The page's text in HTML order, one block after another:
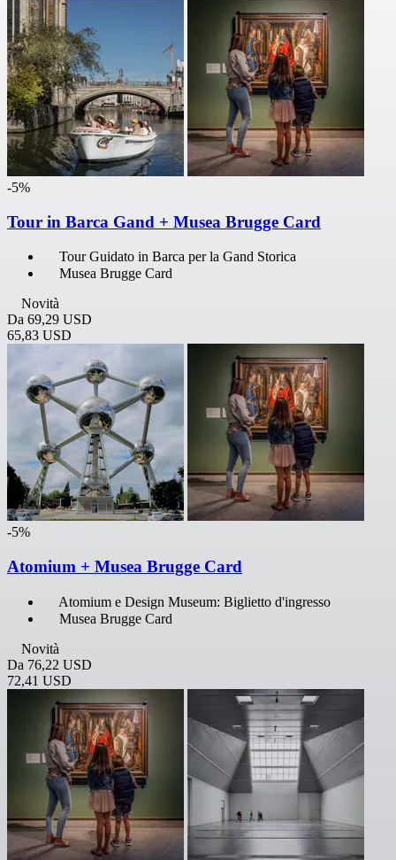
-5%
Tour in Barca Gand + Musea Brugge Card
Tour Guidato in Barca per la Gand Storica
Musea Brugge Card
Novità
Da 69,29 USD
65,83 USD
-5%
Atomium + Musea Brugge Card
Atomium e Design Museum: Biglietto d'ingresso
Musea Brugge Card
Novità
Da 76,22 USD
72,41 USD